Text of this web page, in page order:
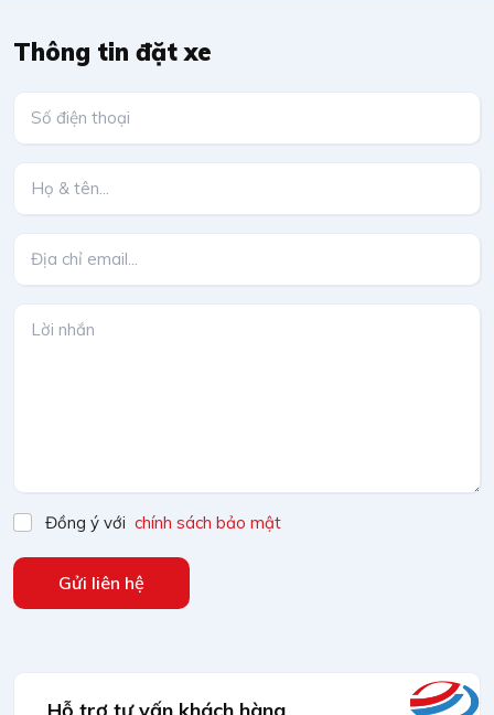
Thông tin đặt xe
Đồng ý với chính sách bảo mật
Gửi liên hệ